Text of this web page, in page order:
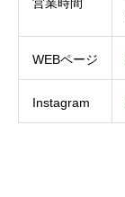
営業時間
WEBページ
Instagram